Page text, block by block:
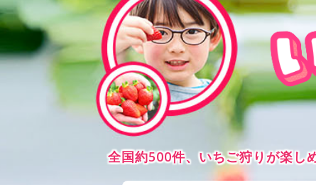
全国約500件、いちご狩りが楽し